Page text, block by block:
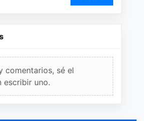
comentarios, sé el
escribir uno.